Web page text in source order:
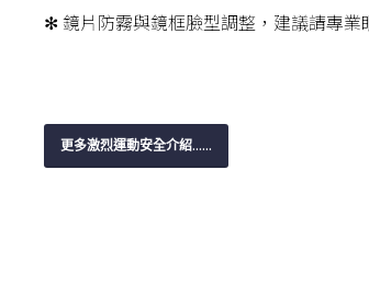
✻ 鏡片防霧與鏡框臉型調整，建議請專業
更多激烈運動安全介紹……